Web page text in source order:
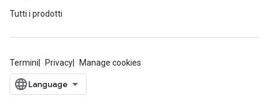
Tutti i prodotti
Termini Privacy Manage cookies